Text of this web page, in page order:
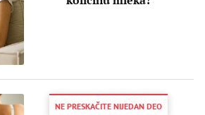
NE PRESKAČITE NIJEDAN DEO